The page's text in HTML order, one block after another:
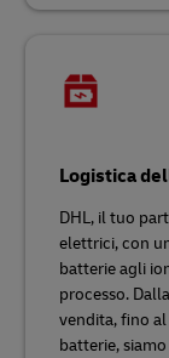
Logistica
DHL, il tuo
elettrici, con
batterie agli
processo.
vendita, fino
batterie,